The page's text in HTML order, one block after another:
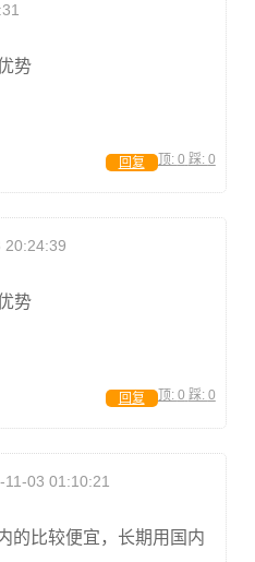
势
顶: 0 踩: 0
回复
20:24:39
势
顶: 0 踩: 0
回复
11-03 01:10:21
的比较便宜，长期用国内